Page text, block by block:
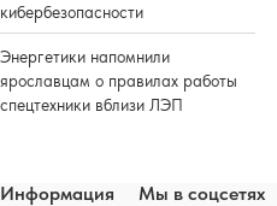
кибербезопасности
Энергетики напомнили
ярославцам о правилах работы
спецтехники вблизи ЛЭП
Информация
Мы в соцсетях